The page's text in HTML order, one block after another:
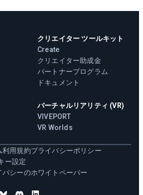
クリエイター ツールキット
Create
クリエイター助成金
パートナープログラム
ドキュメント
バーチャルリアリティ (VR)
VIVEPORT
VR Worlds
利用規約プライバシーポリシー
ー設定
シーのホワイトペーパー